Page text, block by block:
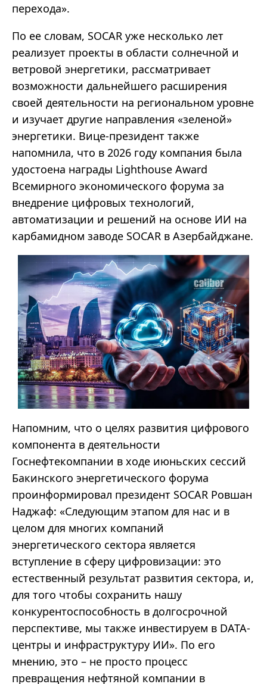
перехода».
По ее словам, SOCAR уже несколько лет
реализует проекты в области солнечной и
ветровой энергетики, рассматривает
возможности дальнейшего расширения
своей деятельности на региональном уровне
и изучает другие направления «зеленой»
энергетики. Вице-президент также
напомнила, что в 2026 году компания была
удостоена награды Lighthouse Award
Всемирного экономического форума за
внедрение цифровых технологий,
автоматизации и решений на основе ИИ на
карбамидном заводе SOCAR в Азербайджане.
Напомним, что о целях развития цифрового
компонента в деятельности
Госнефтекомпании в ходе июньских сессий
Бакинского энергетического форума
проинформировал президент SOCAR Ровшан
Наджаф: «Следующим этапом для нас и в
целом для многих компаний
энергетического сектора является
вступление в сферу цифровизации: это
естественный результат развития сектора, и,
для того чтобы сохранить нашу
конкурентоспособность в долгосрочной
перспективе, мы также инвестируем в DATA-
центры и инфраструктуру ИИ». По его
мнению, это – не просто процесс
превращения нефтяной компании в